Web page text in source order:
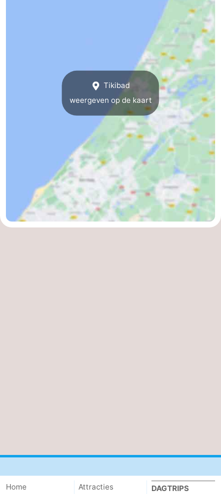
Tikibad
weergeven op de kaart
Home
Attracties
DAGTRIPS